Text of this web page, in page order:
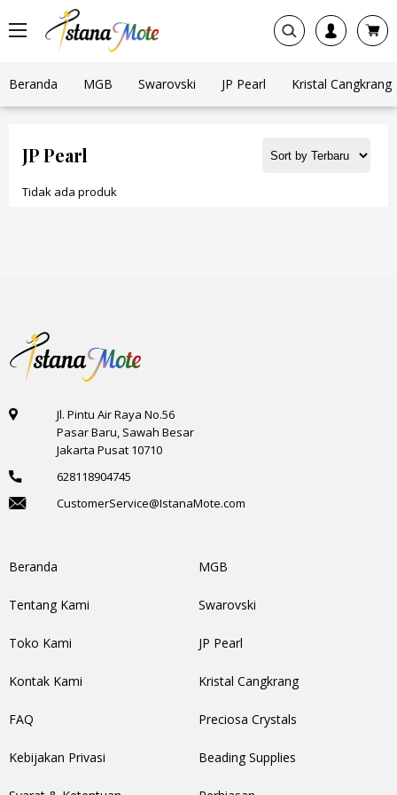
Beranda MGB Swarovski JP Pearl Kristal Cangkrang
JP Pearl
Tidak ada produk
Jl. Pintu Air Raya No.56
Pasar Baru, Sawah Besar
Jakarta Pusat 10710
628118904745
CustomerService@IstanaMote.com
Beranda
Tentang Kami
Toko Kami
Kontak Kami
FAQ
Kebijakan Privasi
MGB
Swarovski
JP Pearl
Kristal Cangkrang
Preciosa Crystals
Beading Supplies